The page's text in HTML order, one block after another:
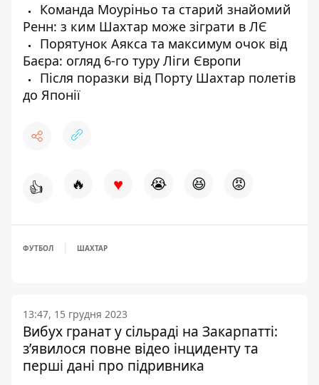
Команда Моуріньо та старий знайомий
Ренн: з ким Шахтар може зіграти в ЛЄ
Порятунок Аякса та максимум очок від
Баєра: огляд 6-го туру Ліги Європи
Після поразки від Порту Шахтар полетів
до Японії
👍 🔥 ♥ 😭 😆 😡
ФУТБОЛ ШАХТАР
13:47, 15 грудня 2023
Вибух гранат у сільраді на Закарпатті:
з’явилося повне відео інциденту та
перші дані про підривника